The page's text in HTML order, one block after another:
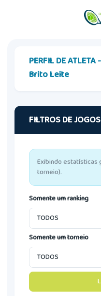
PERFIL DE
Brito Leite
FILTROS DE JOGOS
Exibindo estatísticas
torneio).
Somente um ranking
Somente um torneio